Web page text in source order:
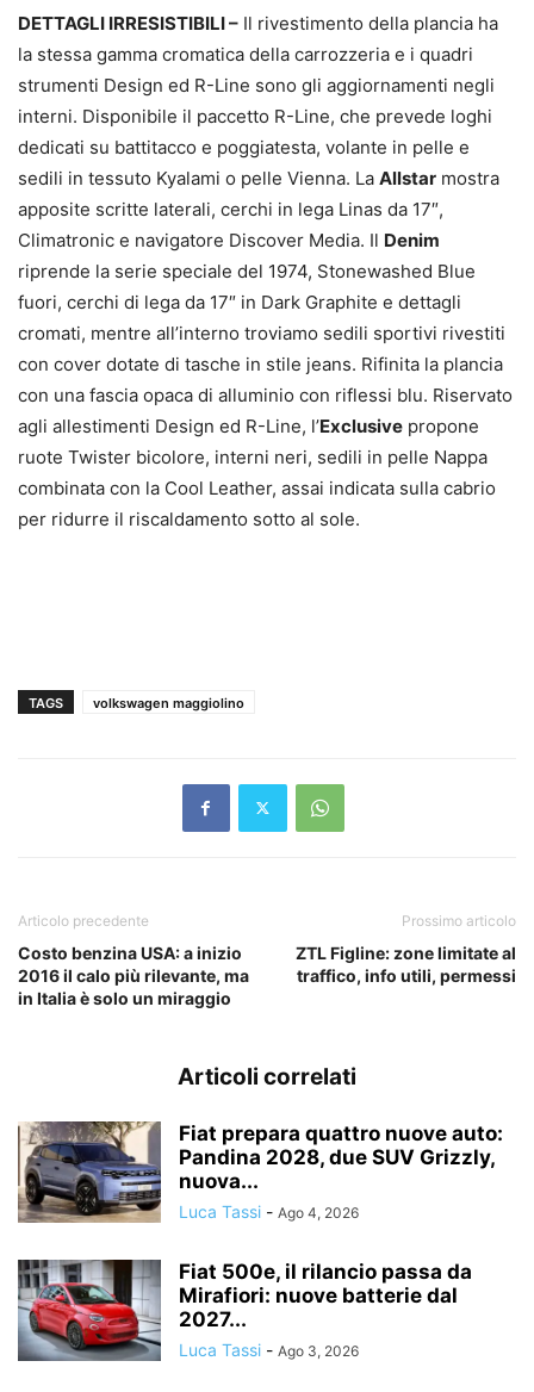
DETTAGLI IRRESISTIBILI – Il rivestimento della plancia ha
la stessa gamma cromatica della carrozzeria e i quadri
strumenti Design ed R-Line sono gli aggiornamenti negli
interni. Disponibile il paccetto R-Line, che prevede loghi
dedicati su battitacco e poggiatesta, volante in pelle e
sedili in tessuto Kyalami o pelle Vienna. La Allstar mostra
apposite scritte laterali, cerchi in lega Linas da 17″,
Climatronic e navigatore Discover Media. Il Denim
riprende la serie speciale del 1974, Stonewashed Blue
fuori, cerchi di lega da 17″ in Dark Graphite e dettagli
cromati, mentre all’interno troviamo sedili sportivi rivestiti
con cover dotate di tasche in stile jeans. Rifinita la plancia
con una fascia opaca di alluminio con riflessi blu. Riservato
agli allestimenti Design ed R-Line, l’Exclusive propone
ruote Twister bicolore, interni neri, sedili in pelle Nappa
combinata con la Cool Leather, assai indicata sulla cabrio
per ridurre il riscaldamento sotto al sole.
TAGS volkswagen maggiolino
Articolo precedente
Costo benzina USA: a inizio
2016 il calo più rilevante, ma
in Italia è solo un miraggio
Prossimo articolo
ZTL Figline: zone limitate al
traffico, info utili, permessi
Articoli correlati
Fiat prepara quattro nuove auto:
Pandina 2028, due SUV Grizzly,
nuova...
Luca Tassi - Ago 4, 2026
Fiat 500e, il rilancio passa da
Mirafiori: nuove batterie dal
2027...
Luca Tassi - Ago 3, 2026